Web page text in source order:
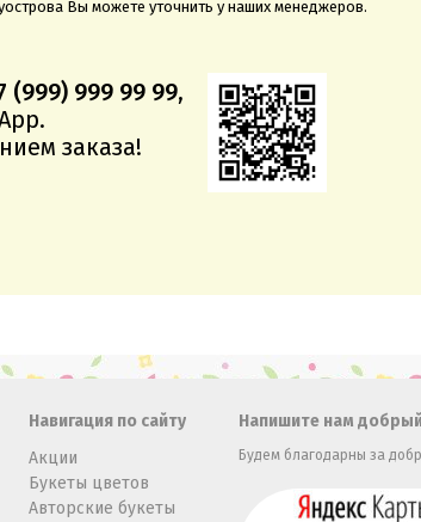
Вы можете уточнить у наших менеджеров.
(999) 999 99 99,
заказа!
Навигация по сайту
Акции
Букеты цветов
Авторские букеты
Напишите нам
Будем благодарны за